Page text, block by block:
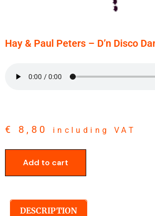
Hay & Paul Peters – D’n Disco
€ 8,80 including VAT
Add to cart
DESCRIPTION